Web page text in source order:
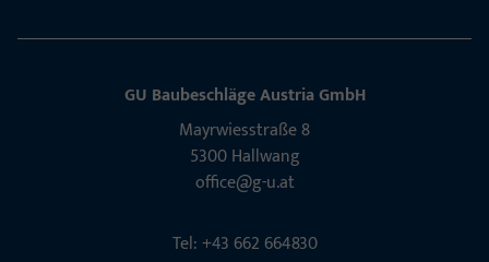
GU Baubeschläge Aus­tria GmbH
Mayrwies­straße 8
5300 Hall­wang
office@g-u.at
Tel: +43 662 664830